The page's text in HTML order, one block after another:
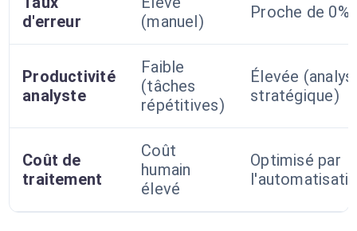
d'erreur
(manuel)
Proche de 0%
Productivité
analyste
Faible
(tâches
répétitives)
Élevée
stratégique)
Coût de
traitement
Coût
humain
élevé
Optimisé par